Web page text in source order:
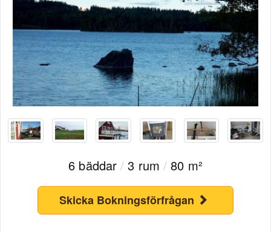
6 bäddar/ 3 rum / 80 m²
Skicka Bokningsförfrågan